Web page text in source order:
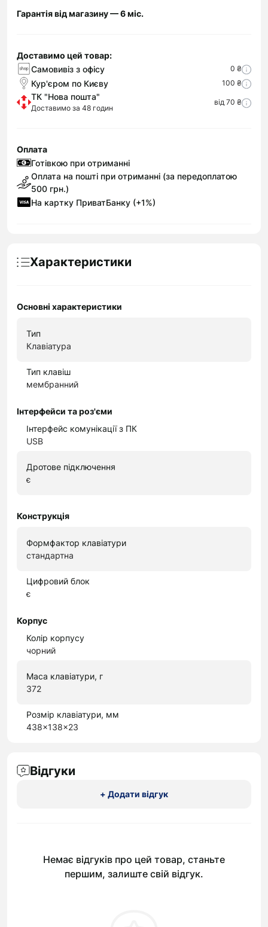
Гарантія від магазину — 6 міс.
Доставимо цей товар:
Самовивіз з офісу
0 ₴
Кур'єром по Києву 100 ₴
ТК "Нова пошта"
Доставимо за 48 годин
від 70 ₴
Оплата
Готівкою при отриманні
Оплата на пошті при отриманні (за передоплатою
500 грн.)
На картку ПриватБанку (+1%)
Характеристики
Основні характеристики
Тип
Клавіатура
Тип клавіш
мембранний
Інтерфейси та роз'єми
Інтерфейс комунікації з ПК
USB
Дротове підключення
є
Конструкція
Формфактор клавіатури
стандартна
Цифровий блок
є
Корпус
Колір корпусу
чорний
Маса клавіатури, г
372
Розмір клавіатури, мм
438x138x23
Відгуки
+ Додати відгук
Немає відгуків про цей товар, станьте
першим, залиште свій відгук.